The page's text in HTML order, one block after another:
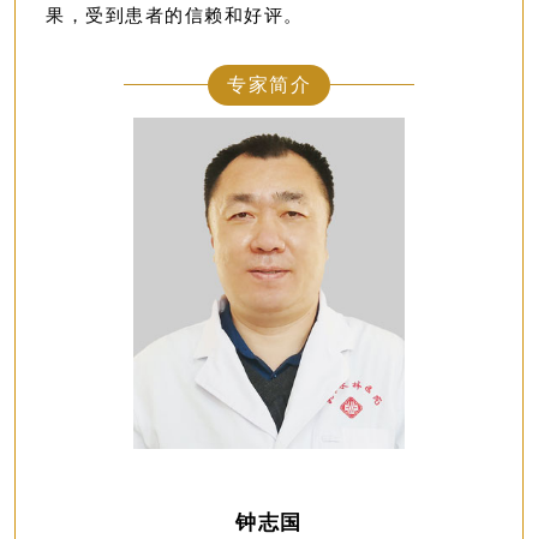
果，受到患者的信赖和好评。
专家简介
钟志国